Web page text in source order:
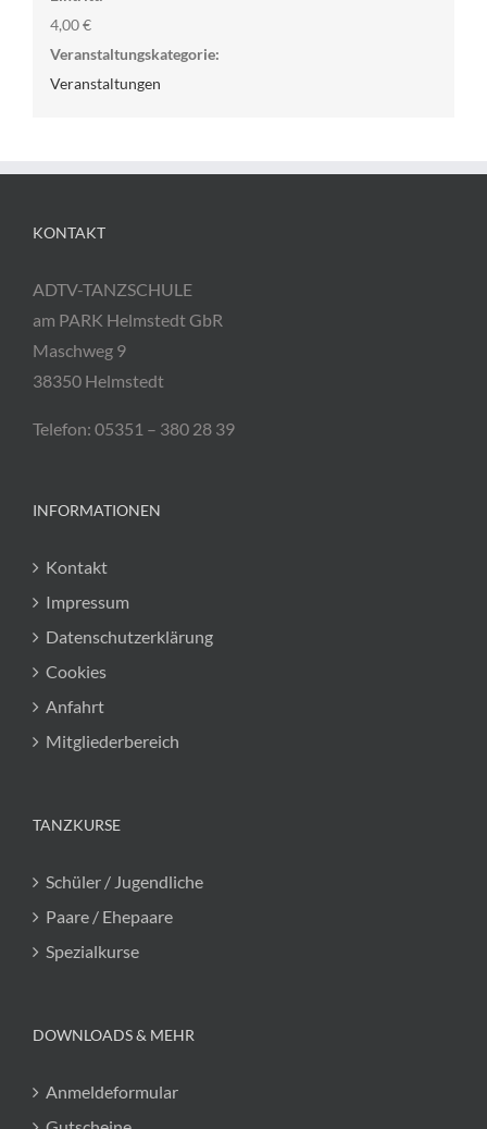
4,00 €
Veranstaltungskategorie:
Veranstaltungen
KONTAKT
ADTV-TANZSCHULE
am PARK Helmstedt GbR
Maschweg 9
38350 Helmstedt
Telefon: 05351 – 380 28 39
INFORMATIONEN
Kontakt
Impressum
Datenschutzerklärung
Cookies
Anfahrt
Mitgliederbereich
TANZKURSE
Schüler / Jugendliche
Paare / Ehepaare
Spezialkurse
DOWNLOADS & MEHR
Anmeldeformular